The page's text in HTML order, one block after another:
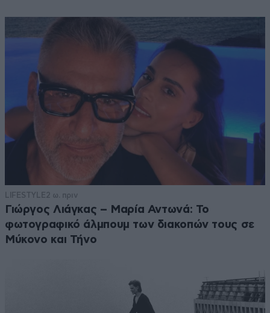
LIFESTYLE 2 ω. πριν
Γιώργος Λιάγκας – Μαρία Αντωνά: Το
φωτογραφικό άλμπουμ των διακοπών τους σε
Μύκονο και Τήνο